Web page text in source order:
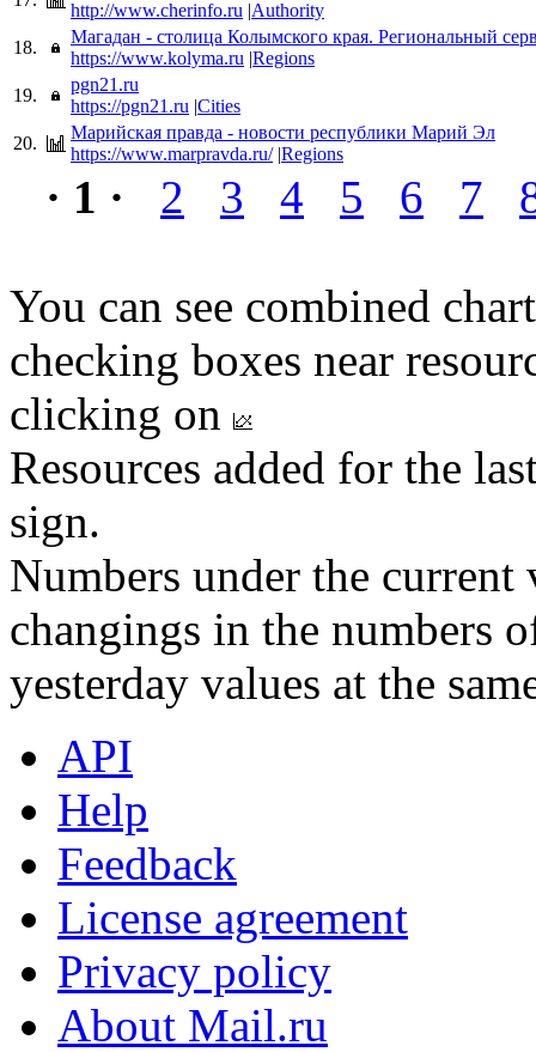
http://www.cherinfo.ru |Authority
18.
Магадан - столица Колымского края. Региональный
https://www.kolyma.ru |Regions
19.
pgn21.ru
https://pgn21.ru |Cities
20.
Марийская правда - новости республики Марий Эл
https://www.marpravda.ru/ |Regions
· 1 · 2 3 4 5 6 7
You can see combined
checking boxes near
clicking on
Resources added for the
sign.
Numbers under the
changings in the numbers
yesterday values at the
API
Help
Feedback
License agreement
Privacy policy
About Mail.ru